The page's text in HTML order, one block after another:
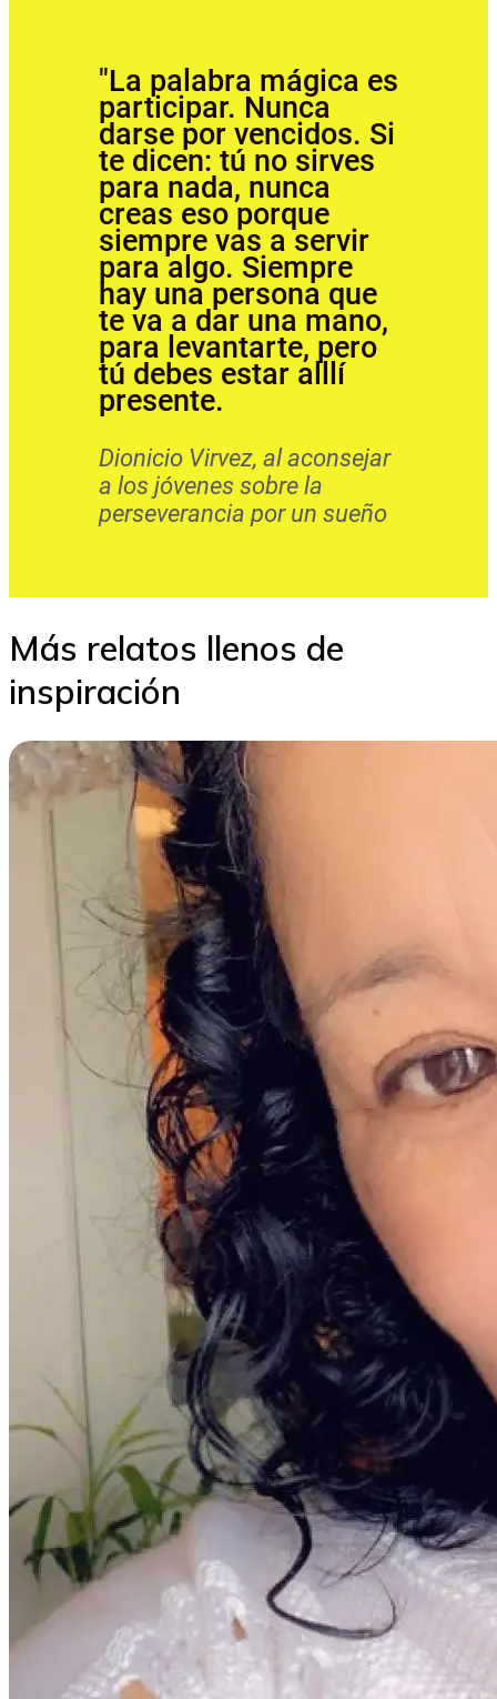
"La palabra mágica es
participar. Nunca
darse por vencidos. Si
te dicen: tú no sirves
para nada, nunca
creas eso porque
siempre vas a servir
para algo. Siempre
hay una persona que
te va a dar una mano,
para levantarte, pero
tú debes estar alllí
presente.
Dionicio Virvez, al aconsejar
a los jóvenes sobre la
perseverancia por un sueño
Más relatos llenos de
inspiración